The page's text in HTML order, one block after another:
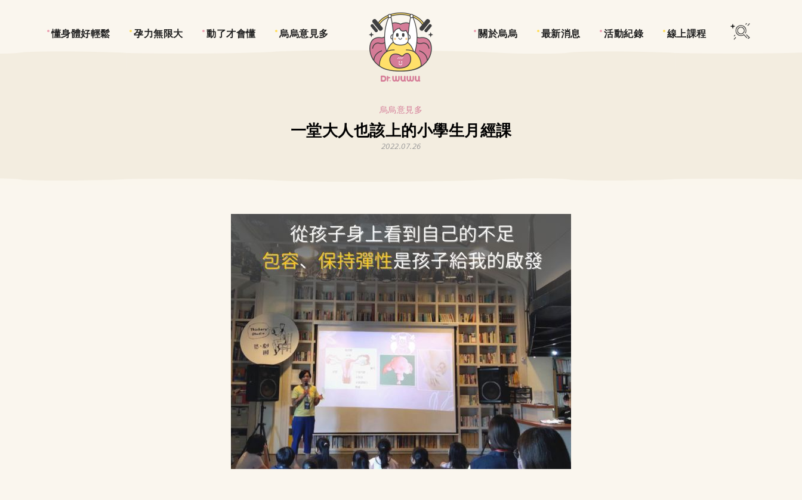
懂身體好輕鬆 孕力無限大 動了才會懂 烏烏意見多 關於烏烏 最新消息 活動紀錄 線上課程
烏烏意見多
一堂大人也該上的小學生月經課
2022.07.26